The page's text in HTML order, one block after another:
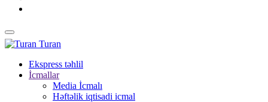
Turan
Ekspress təhlil
İcmallar
Media İcmalı
Həftəlik iqtisadi icmal